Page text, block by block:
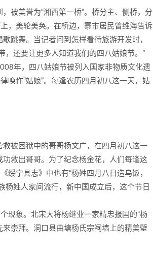
美誉为“湘西第一桥”。桥分主、侧桥，分
，美轮美奂。在桥边，寨市居民曾维海告诉
跳舞。当记者问到怎样看待旅游开发时，
，还要让更多人知道我们的四八姑娘节。”
年，四八姑娘节被列入国家非物质文化遗
唤作“姑娘”。每逢农历四月初八这一天，姑
被困狱中的哥哥杨文广，在四月初八这一
救出哥哥。为了纪念杨金花，人们每逢这
绥宁县志》中也有“杨姓四月八日造乌饭，
杨姓人家间流行，新中国成立后，这个节日
象。北宋大将杨继业一家精忠报国的“杨
来崇拜。洞口县曲塘杨氏宗祠墙上的精美壁